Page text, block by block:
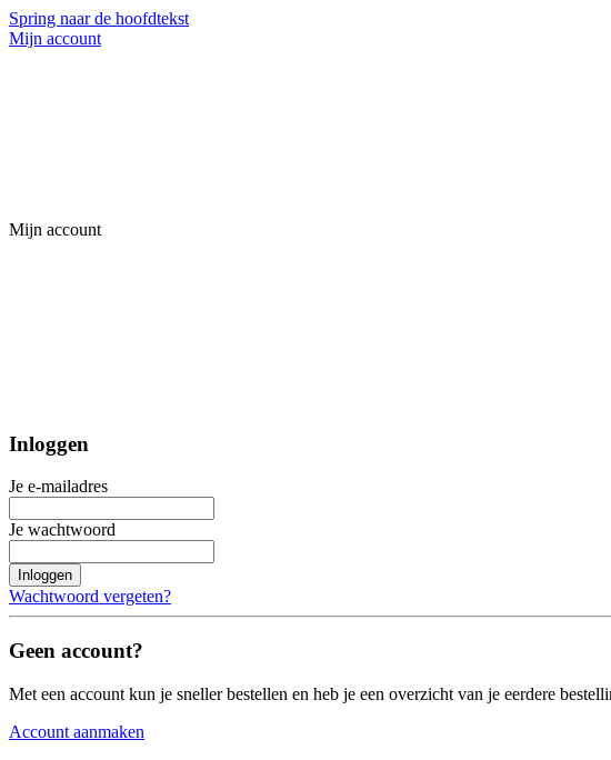
Spring naar de hoofdtekst
Mijn account
Mijn account
Inloggen
Je e-mailadres
Je wachtwoord
Inloggen
Wachtwoord vergeten?
Geen account?
Met een account kun je sneller bestellen en heb je een overzicht van je eerdere
Account aanmaken